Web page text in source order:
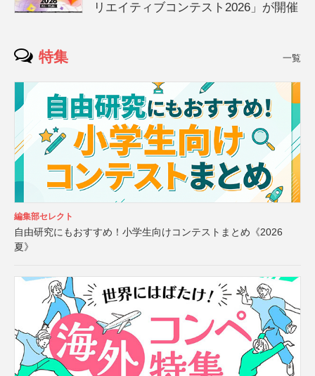
リエイティブコンテスト2026」が開催
特集 一覧
編集部セレクト
自由研究にもおすすめ！小学生向けコンテストまとめ《2026
夏》